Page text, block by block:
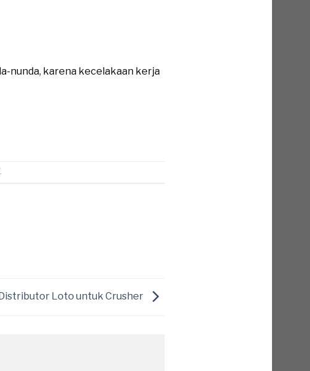
nunda, karena kecelakaan kerja
.
Distributor Loto untuk Crusher